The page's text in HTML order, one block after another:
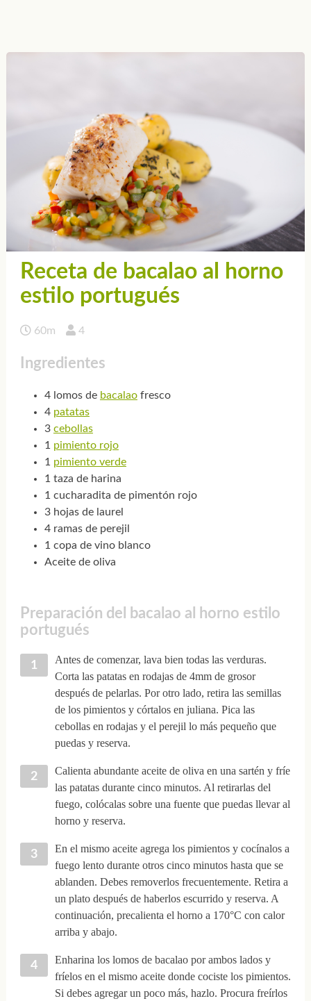
Receta de bacalao al horno
estilo portugués
60m 4
Ingredientes
4 lomos de bacalaofresco
4 patatas
3 cebollas
1 pimiento rojo
1 pimiento verde
1 taza de harina
1 cucharadita de pimentón rojo
3 hojas de laurel
4 ramas de perejil
1 copa de vino blanco
Aceite de oliva
Preparación del bacalao al horno estilo
portugués
Antes de comenzar, lava bien todas las verduras.
Corta las patatas en rodajas de 4mm de grosor
después de pelarlas. Por otro lado, retira las semillas
de los pimientos y córtalos en juliana. Pica las
cebollas en rodajas y el perejil lo más pequeño que
puedas y reserva.
Calienta abundante aceite de oliva en una sartén y fríe
las patatas durante cinco minutos. Al retirarlas del
fuego, colócalas sobre una fuente que puedas llevar al
horno y reserva.
En el mismo aceite agrega los pimientos y cocínalos a
fuego lento durante otros cinco minutos hasta que se
ablanden. Debes removerlos frecuentemente. Retira a
un plato después de haberlos escurrido y reserva. A
continuación, precalienta el horno a 170°C con calor
arriba y abajo.
Enharina los lomos de bacalao por ambos lados y
fríelos en el mismo aceite donde cociste los pimientos.
Si debes agregar un poco más, hazlo. Procura freírlos